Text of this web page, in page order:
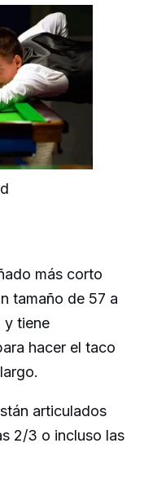
más corto
tamaño de 57 a
y tiene
hacer el taco
articulados
2/3 o incluso las